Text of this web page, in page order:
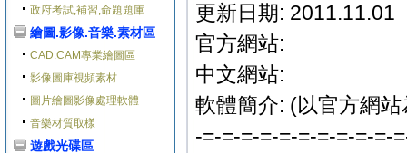
政府考試,補習,命題題庫
繪圖.影像.音樂.素材區
CAD.CAM專業繪圖區
影像圖庫視頻素材
圖片繪圖影像處理軟體
音樂材質取樣
遊戲光碟區
更新日期: 2011.11.01
官方網站:
中文網站:
軟體簡介: (以官方網站
-=-=-=-=-=-=-=-=-=-=-